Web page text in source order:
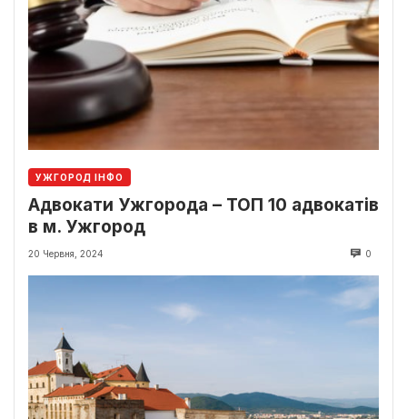
УЖГОРОД ІНФО
Адвокати Ужгорода – ТОП 10 адвокатів
в м. Ужгород
20 Червня, 2024 0